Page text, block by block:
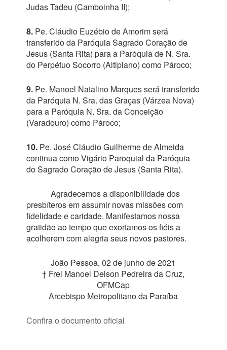
Judas Tadeu (Camboinha II);
8.Pe. Cláudio Euzébio de Amorim será
transferido da Paróquia Sagrado Coração de
Jesus (Santa Rita) para a Paróquia de N. Sra.
do Perpétuo Socorro (Altiplano) como Pároco;
9.Pe. Manoel Natalino Marques será transferido
da Paróquia N. Sra. das Graças (Várzea Nova)
para a Paróquia N. Sra. da Conceição
(Varadouro) como Pároco;
10.Pe. José Cláudio Guilherme de Almeida
continua como Vigário Paroquial da Paróquia
do Sagrado Coração de Jesus (Santa Rita).
Agradecemos a disponibilidade dos
presbíteros em assumir novas missões com
fidelidade e caridade. Manifestamos nossa
gratidão ao tempo que exortamos os fiéis a
acolherem com alegria seus novos pastores.
João Pessoa, 02 de junho de 2021
† Frei Manoel Delson Pedreira da Cruz,
OFMCap
Arcebispo Metropolitano da Paraíba
Confira o documento oficial